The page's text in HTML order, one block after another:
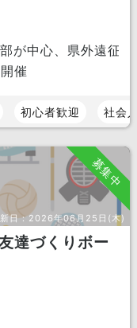
が中心、県外遠征
催
初心者歓迎 社会
募集中
日：2026年06月25日(木)
達づくりボー